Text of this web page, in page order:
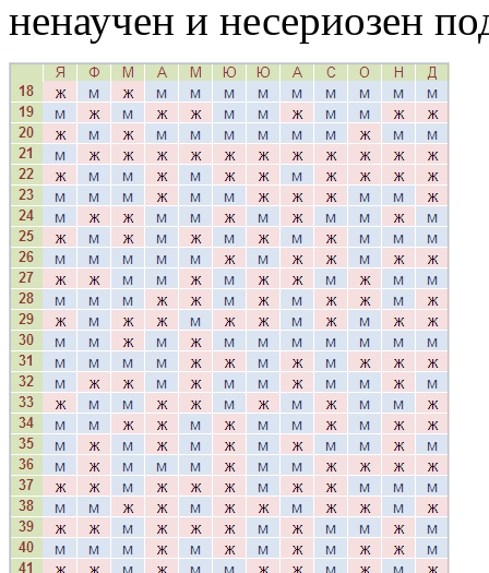
ненаучен и несериозен